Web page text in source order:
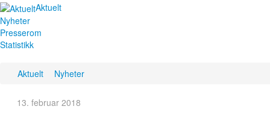
Aktuelt
Nyheter
Presserom
Statistikk
Aktuelt Nyheter
13. februar 2018